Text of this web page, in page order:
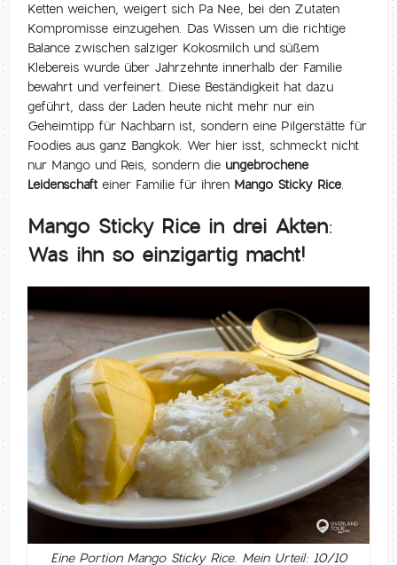
Ketten weichen, weigert sich Pa Nee, bei den Zutaten
Kompromisse einzugehen. Das Wissen um die richtige
Balance zwischen salziger Kokosmilch und süßem
Klebereis wurde über Jahrzehnte innerhalb der Familie
bewahrt und verfeinert. Diese Beständigkeit hat dazu
geführt, dass der Laden heute nicht mehr nur ein
Geheimtipp für Nachbarn ist, sondern eine Pilgerstätte für
Foodies aus ganz Bangkok. Wer hier isst, schmeckt nicht
nur Mango und Reis, sondern die ungebrochene
Leidenschaft einer Familie für ihren Mango Sticky Rice.
Mango Sticky Rice in drei Akten:
Was ihn so einzigartig macht!
Eine Portion Mango Sticky Rice. Mein Urteil: 10/10